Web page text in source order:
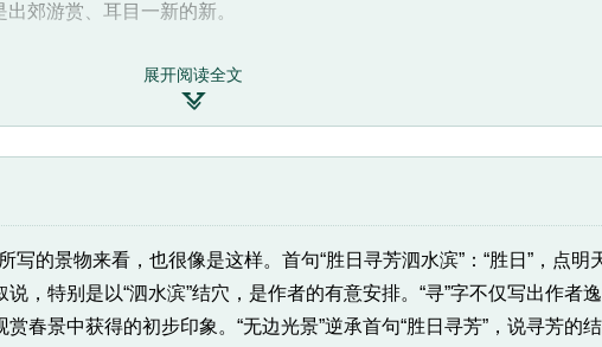
郊游赏、耳目一新的新。
展开阅读全文

景物来看，也很像是这样。首句“胜日寻芳泗水滨”：“胜日”，点明
，特别是以“泗水滨”结穴，是作者的有意安排。“寻”字不仅写出作者
春景中获得的初步印象。“无边光景”逆承首句“胜日寻芳”，说寻芳的